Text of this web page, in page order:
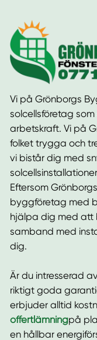
Vi på Grönborgs
solcellsföretag
arbetskraft. Vi på
folket trygga och
vi bistår dig med
Eftersom
byggföretag med
hjälpa dig med att
samband med
dig.
Är du intresserad
riktigt goda
erbjuder alltid
offertlämningpå
en hållbar